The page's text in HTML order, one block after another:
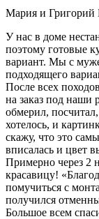
Мария и Григорий
У нас в доме
поэтому готовые
вариант. Мы с
подходящего
После всех
на заказ под наши
обмерил,
хотелось, и
скажу, что это
вписалась и цвет
Примерно через 2
красавицу!
помучиться с
получился
Большое всем